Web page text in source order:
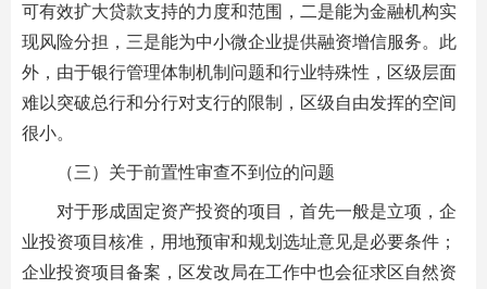
可有效扩大贷款支持的力度和范围，二是能为金融机构实
现风险分担，三是能为中小微企业提供融资增信服务。此
外，由于银行管理体制机制问题和行业特殊性，区级层面
难以突破总行和分行对支行的限制，区级自由发挥的空间
很小。
（三）关于前置性审查不到位的问题
对于形成固定资产投资的项目，首先一般是立项，企
业投资项目核准，用地预审和规划选址意见是必要条件；
企业投资项目备案，区发改局在工作中也会征求区自然资